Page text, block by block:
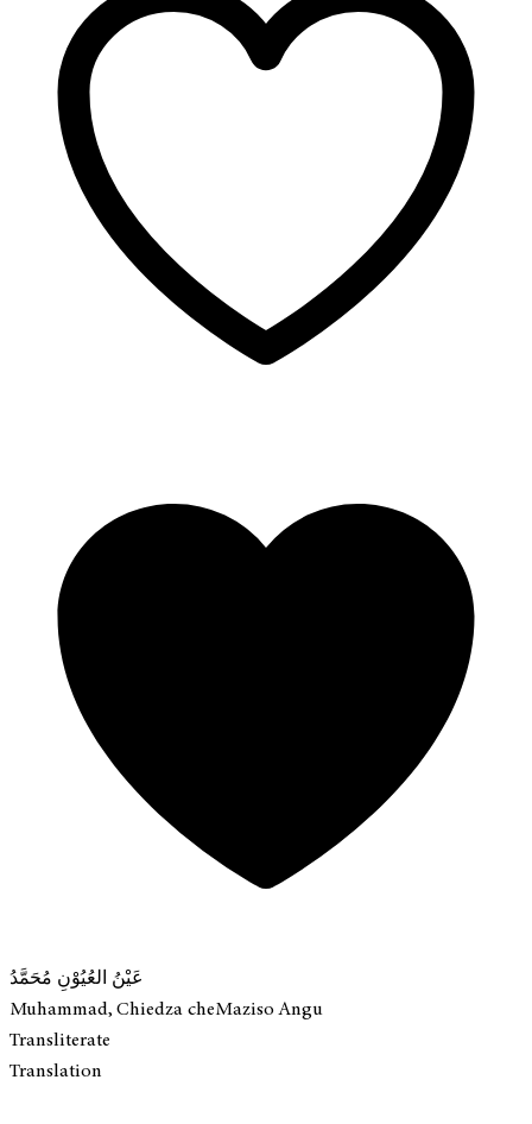
عَيْنُ العُيُوْنِ مُحَمَّدُ
Muhammad, Chiedza cheMaziso Angu
Transliterate
Translation